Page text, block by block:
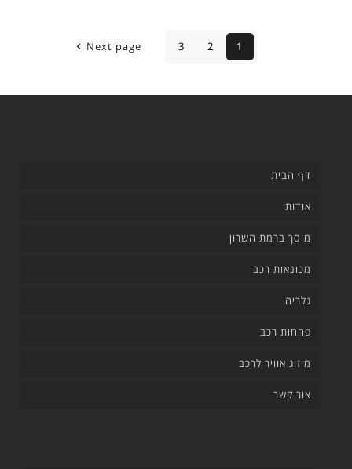
1
2
3
Next page
דף הבית
אודות
מוסך ברמת השרון
מכונאות רכב
גלריה
פחחות רכב
מיזוג אוויר לרכב
צור קשר